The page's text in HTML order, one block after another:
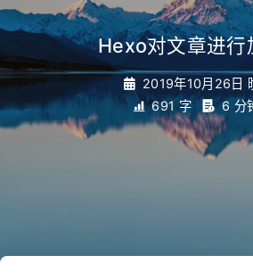
Hexo对文章进行
2019年10月26日
691 字
6 分